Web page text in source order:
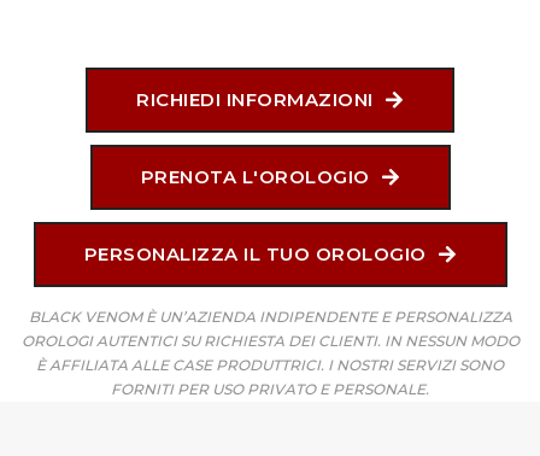
RICHIEDI INFORMAZIONI
PRENOTA L'OROLOGIO
PERSONALIZZA IL TUO OROLOGIO
BLACK VENOM È UN’AZIENDA INDIPENDENTE E PERSONALIZZA
OROLOGI AUTENTICI SU RICHIESTA DEI CLIENTI. IN NESSUN MODO
È AFFILIATA ALLE CASE PRODUTTRICI. I NOSTRI SERVIZI SONO
FORNITI PER USO PRIVATO E PERSONALE.